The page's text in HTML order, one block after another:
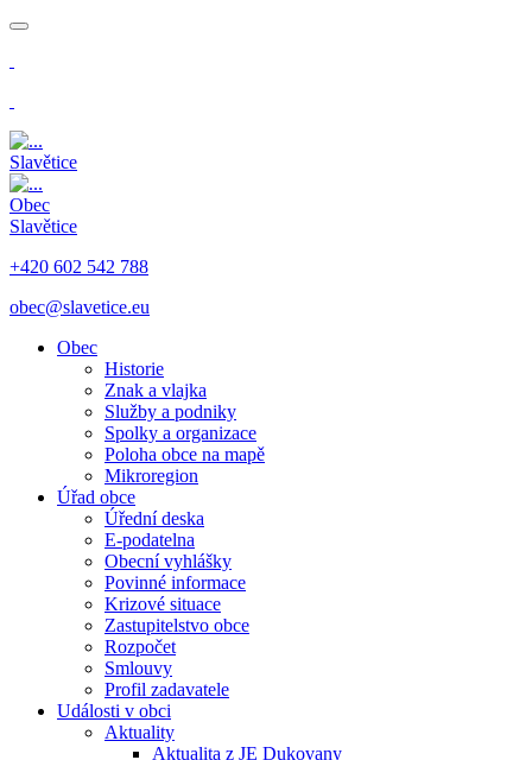
Slavětice
Obec
Slavětice
+420 602 542 788
obec@slavetice.eu
Obec
Historie
Znak a vlajka
Služby a podniky
Spolky a organizace
Poloha obce na mapě
Mikroregion
Úřad obce
Úřední deska
E-podatelna
Obecní vyhlášky
Povinné informace
Krizové situace
Zastupitelstvo obce
Rozpočet
Smlouvy
Profil zadavatele
Události v obci
Aktuality
Aktualita z JE Dukovany